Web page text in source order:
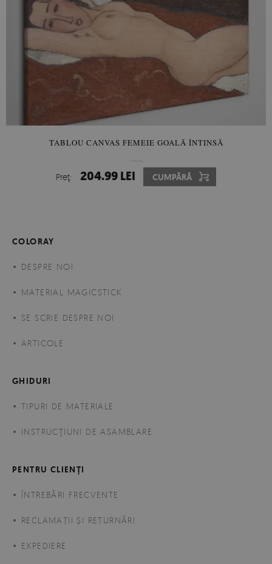
TABLOU CANVAS FEMEIE GOALĂ ÎNTINSĂ
Preţ: 204.99 LEI CUMPĂRĂ
COLORAY
DESPRE NOI
MATERIAL MAGICSTICK
SE SCRIE DESPRE NOI
ARTICOLE
GHIDURI
TIPURI DE MATERIALE
INSTRUCŢIUNI DE ASAMBLARE
PENTRU CLIENȚI
ÎNTREBĂRI FRECVENTE
RECLAMAȚII ȘI RETURNĂRI
EXPEDIERE